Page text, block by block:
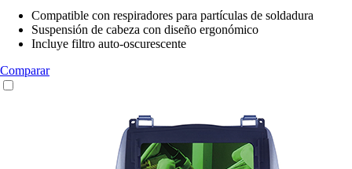
Compatible con respiradores para partículas de soldadura
Suspensión de cabeza con diseño ergonómico
Incluye filtro auto-oscurescente
Comparar